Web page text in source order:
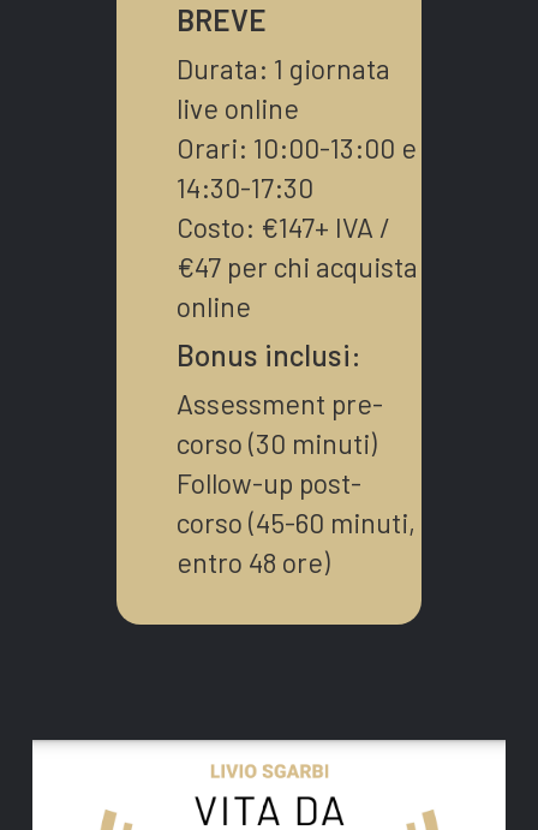
BREVE
Durata: 1 giornata
live online
Orari: 10:00-13:00 e
14:30-17:30
Costo: €147+ IVA /
€47 per chi acquista
online
Bonus inclusi:
Assessment pre-
corso (30 minuti)
Follow-up post-
corso (45-60 minuti,
entro 48 ore)